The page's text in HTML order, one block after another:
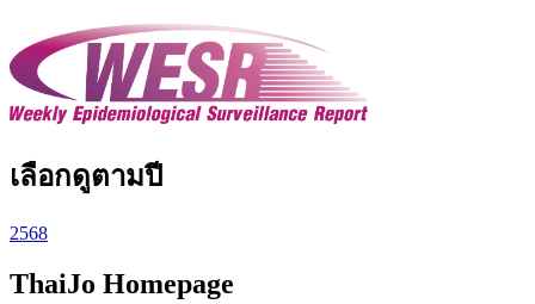
เลือกดูตามปี
2568
ThaiJo Homepage